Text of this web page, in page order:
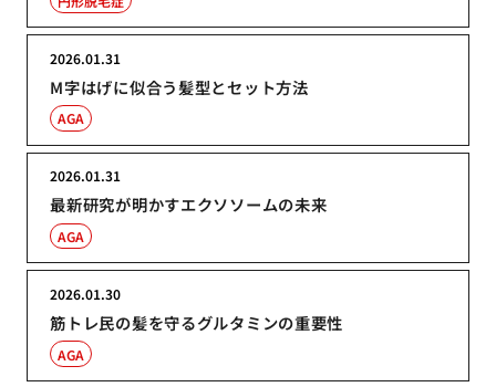
M字はげに似合う髪型とセット方法
2026.01.31
AGA
最新研究が明かすエクソソームの未来
2026.01.31
AGA
筋トレ民の髪を守るグルタミンの重要性
2026.01.30
AGA